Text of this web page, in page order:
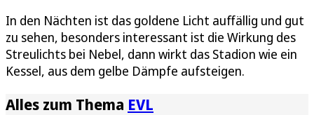
In den Nächten ist das goldene Licht auffällig und gut
zu sehen, besonders interessant ist die Wirkung des
Streulichts bei Nebel, dann wirkt das Stadion wie ein
Kessel, aus dem gelbe Dämpfe aufsteigen.
Alles zum Thema EVL